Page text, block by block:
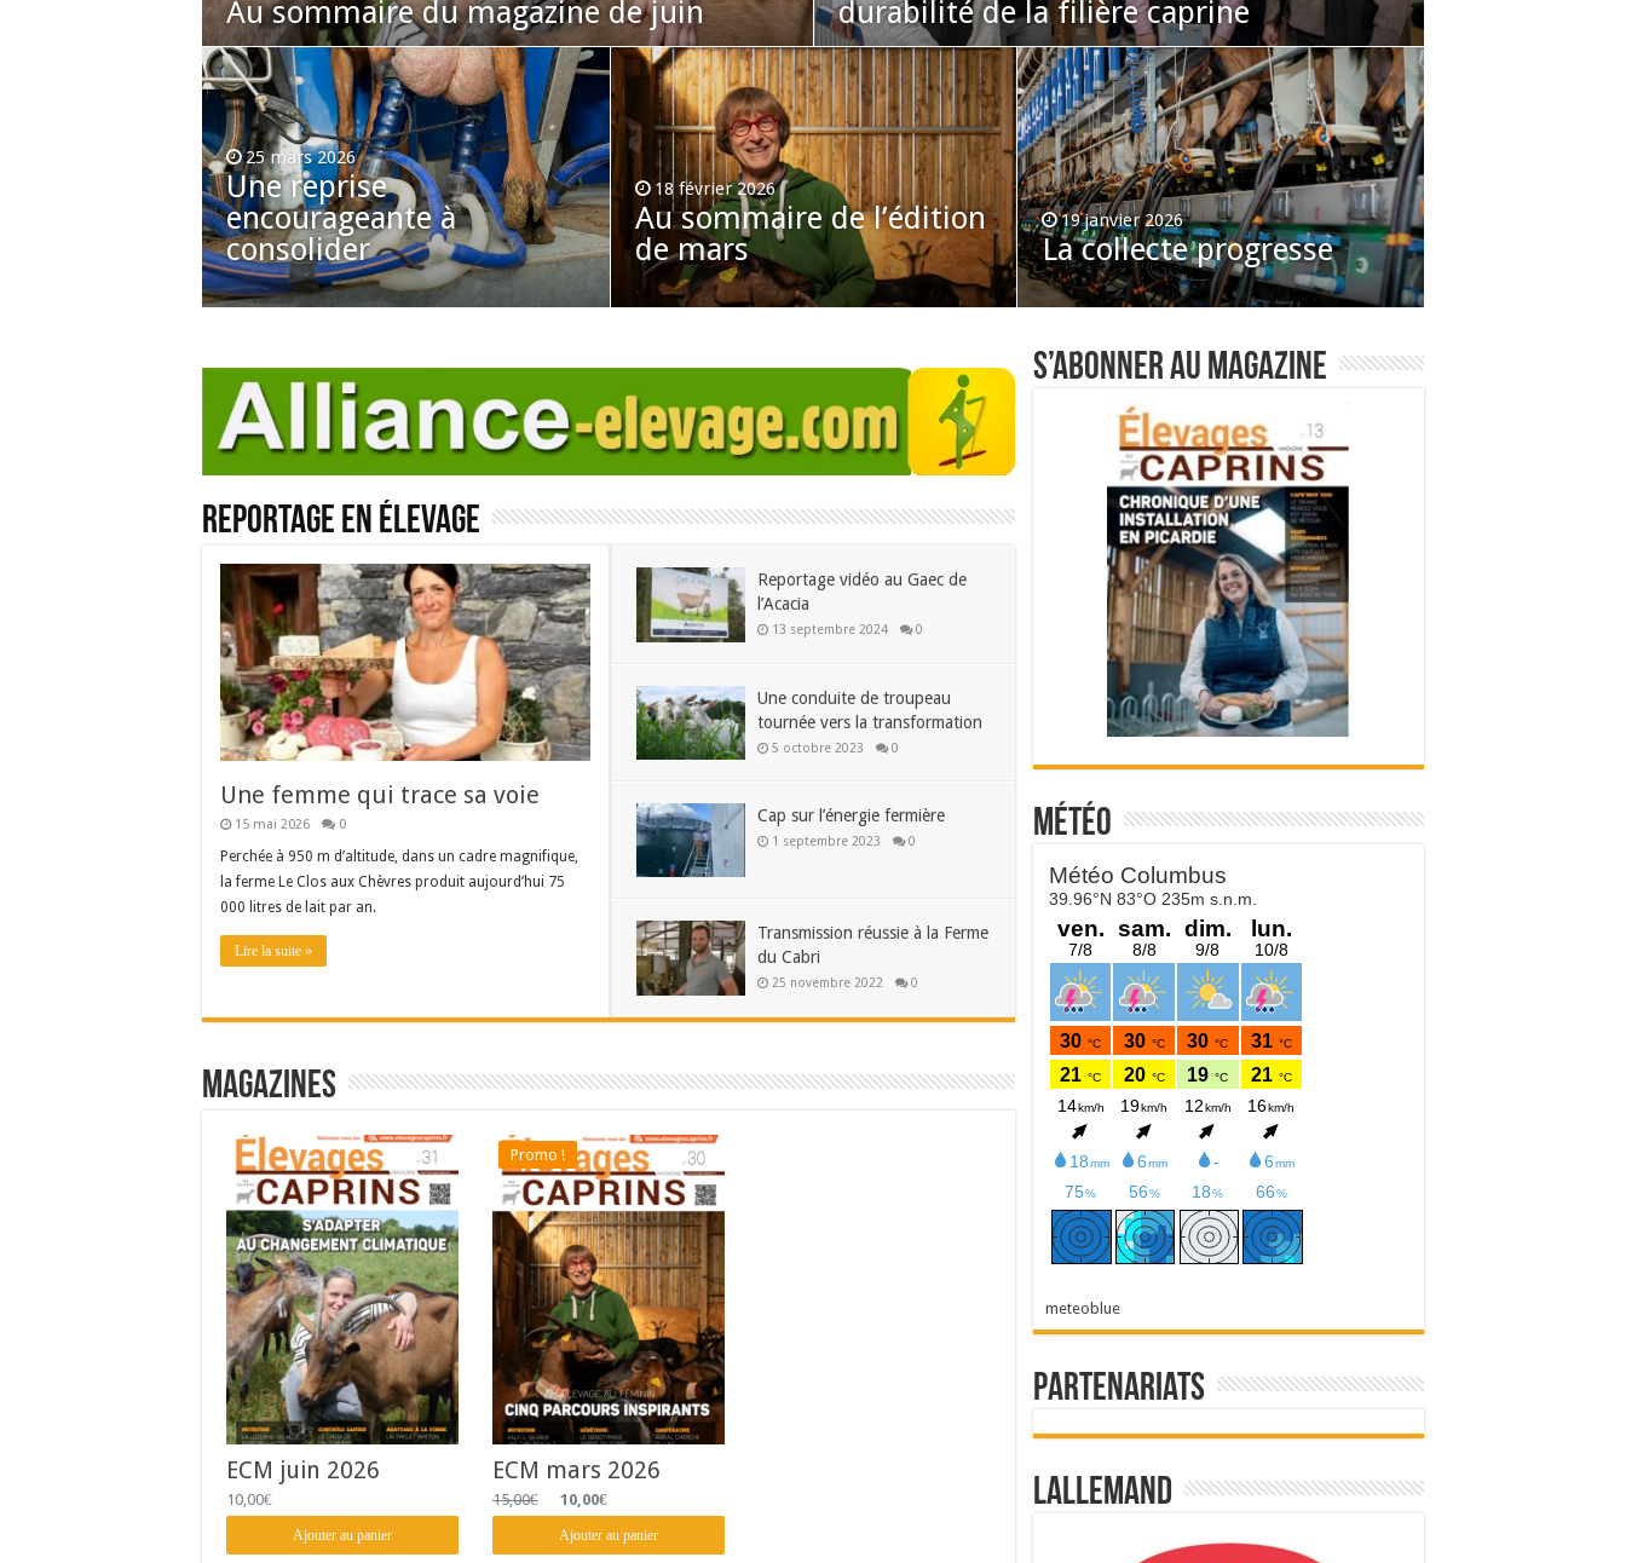
Au sommaire du magazine de juin
durabilité de la filière caprine
25 mars 2026
Une reprise
encourageante à
consolider
18 février 2026
Au sommaire de l’édition
de mars
19 janvier 2026
La collecte progresse
Reportage en élevage
Une femme qui trace sa voie
15 mai 2026 0
Perchée à 950 m d’altitude, dans un cadre magnifique,
la ferme Le Clos aux Chèvres produit aujourd’hui 75
000 litres de lait par an.
Lire la suite »
Reportage vidéo au Gaec de
l’Acacia
13 septembre 2024 0
Une conduite de troupeau
tournée vers la transformation
5 octobre 2023 0
Cap sur l’énergie fermière
1 septembre 2023 0
Transmission réussie à la Ferme
du Cabri
25 novembre 2022 0
Magazines
ECM juin 2026
10,00€
Ajouter au panier
Promo !
ECM mars 2026
15,00€
prix
initial
était :
10,00€
prix
actuel
est :
Ajouter au panier
S’abonner au magazine
Météo
meteoblue
Partenariats
Lallemand